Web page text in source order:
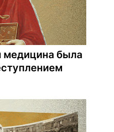
медицина была